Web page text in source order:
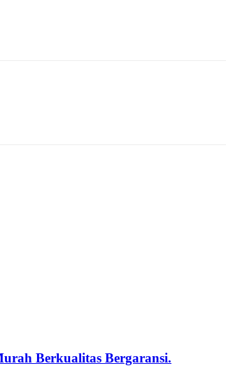
Berkualitas Bergaransi.